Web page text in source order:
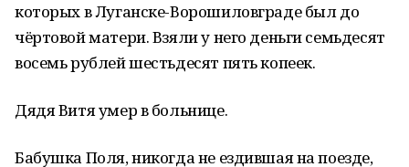
которых в Луганске-Ворошиловграде был до
чёртовой матери. Взяли у него деньги семьдесят
восемь рублей шестьдесят пять копеек.
Дядя Витя умер в больнице.
Бабушка Поля, никогда не ездившая на поезде,